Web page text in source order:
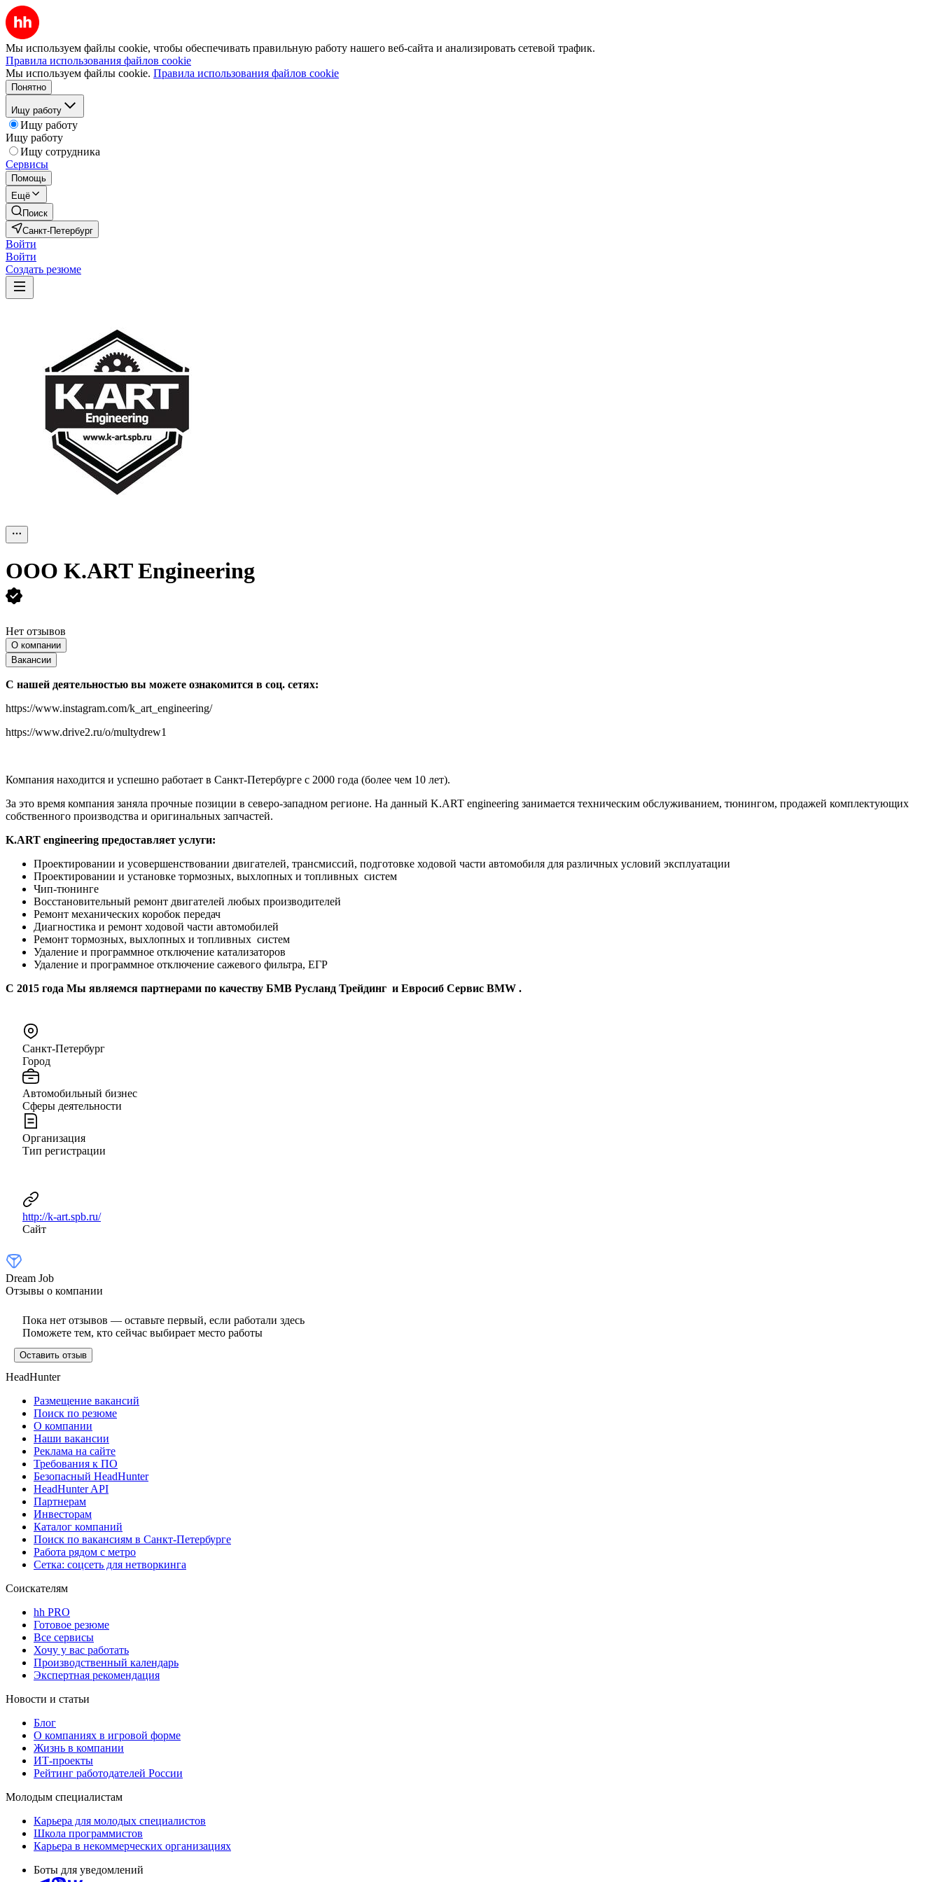
Мы используем файлы cookie, чтобы обеспечивать правильную работу нашего веб-сайта и анализировать сетевой трафик.
Правила использования файлов cookie
Мы используем файлы cookie. Правила использования файлов cookie
Понятно
Ищу работу
Ищу работу
Ищу работу
Ищу сотрудника
Сервисы
Помощь
Ещё
Поиск
Санкт-Петербург
Войти
Войти
Создать резюме
ООО K.ART Engineering
Нет отзывов
О компании
Вакансии
С нашей деятельностью вы можете ознакомится в соц. сетях:
https://www.instagram.com/k_art_engineering/
https://www.drive2.ru/o/multydrew1
Компания находится и успешно работает в Санкт-Петербурге с 2000 года (более чем 10 лет).
За это время компания заняла прочные позиции в северо-западном регионе. На данный K.ART engineering занимается техническим обслуживанием, тюнингом, продажей комплектующих
собственного производства и оригинальных запчастей.
K.ART engineering предоставляет услуги:
Проектировании и усовершенствовании двигателей, трансмиссий, подготовке ходовой части автомобиля для различных условий эксплуатации
Проектировании и установке тормозных, выхлопных и топливных систем
Чип-тюнинге
Восстановительный ремонт двигателей любых производителей
Ремонт механических коробок передач
Диагностика и ремонт ходовой части автомобилей
Ремонт тормозных, выхлопных и топливных систем
Удаление и программное отключение катализаторов
Удаление и программное отключение сажевого фильтра, ЕГР
С 2015 года Мы являемся партнерами по качеству БМВ Русланд Трейдинг и Евросиб Сервис BMW .
Санкт-Петербург
Город
Автомобильный бизнес
Сферы деятельности
Организация
Тип регистрации
http://k-art.spb.ru/
Сайт
Dream Job
Отзывы о компании
Пока нет отзывов — оставьте первый, если работали здесь
Поможете тем, кто сейчас выбирает место работы
Оставить отзыв
HeadHunter
Размещение вакансий
Поиск по резюме
О компании
Наши вакансии
Реклама на сайте
Требования к ПО
Безопасный HeadHunter
HeadHunter API
Партнерам
Инвесторам
Каталог компаний
Поиск по вакансиям в Санкт-Петербурге
Работа рядом с метро
Сетка: соцсеть для нетворкинга
Соискателям
hh PRO
Готовое резюме
Все сервисы
Хочу у вас работать
Производственный календарь
Экспертная рекомендация
Новости и статьи
Блог
О компаниях в игровой форме
Жизнь в компании
ИТ-проекты
Рейтинг работодателей России
Молодым специалистам
Карьера для молодых специалистов
Школа программистов
Карьера в некоммерческих организациях
Боты для уведомлений